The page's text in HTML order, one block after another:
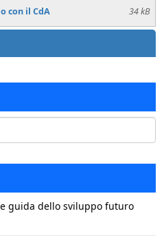
con il CdA 34 kB
guida dello sviluppo futuro